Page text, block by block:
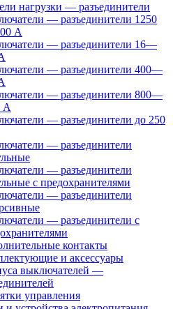
нагрузки — разъединители
— разъединители 1250
А
— разъединители 16—
— разъединители 400—
— разъединители 800—
А
— разъединители до 250
— разъединители
— разъединители
с предохранителями
— разъединители
— разъединители с
контакты
и аксессуары
выключателей —
управления